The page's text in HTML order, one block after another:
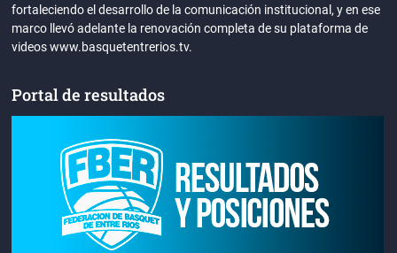
fortaleciendo el desarrollo de la comunicación institucional, y en ese
marco llevó adelante la renovación completa de su plataforma de
videos www.basquetentrerios.tv.
Portal de resultados